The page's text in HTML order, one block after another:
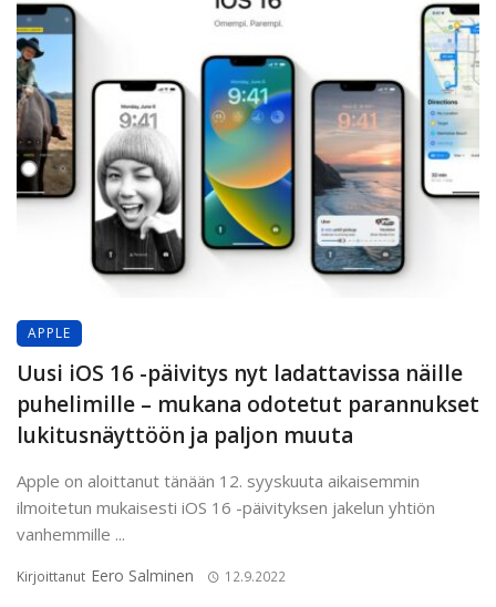
APPLE
Uusi iOS 16 -päivitys nyt ladattavissa näille
puhelimille – mukana odotetut parannukset
lukitusnäyttöön ja paljon muuta
Apple on aloittanut tänään 12. syyskuuta aikaisemmin
ilmoitetun mukaisesti iOS 16 -päivityksen jakelun yhtiön
vanhemmille ...
Kirjoittanut Eero Salminen 12.9.2022